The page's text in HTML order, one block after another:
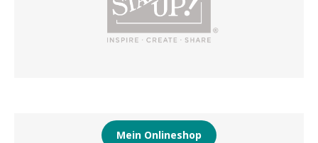
Mein Onlineshop